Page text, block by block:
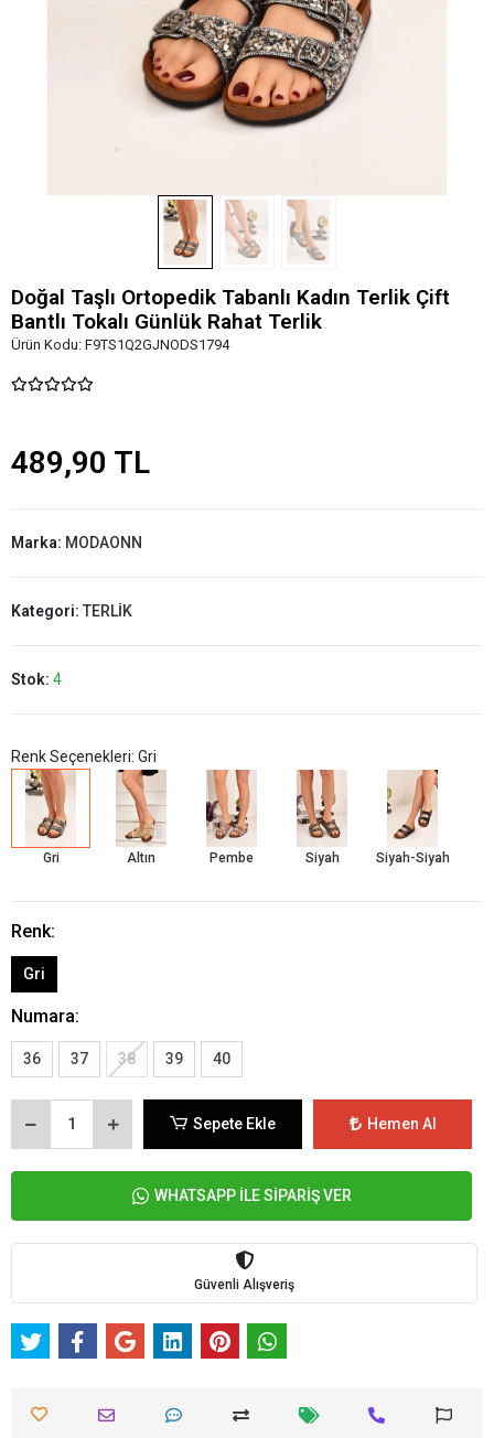
Doğal Taşlı Ortopedik Tabanlı Kadın Terlik Çift
Bantlı Tokalı Günlük Rahat Terlik
Ürün Kodu: F9TS1Q2GJNODS1794
489,90 TL
Marka: MODAONN
Kategori: TERLİK
Stok: 4
Renk Seçenekleri: Gri
Gri Altın Pembe Siyah Siyah-Siyah
Renk:
Gri
Numara:
36 37 38 39 40
Sepete Ekle Hemen Al
WHATSAPP İLE SİPARİŞ VER
Güvenli Alışveriş